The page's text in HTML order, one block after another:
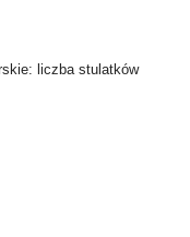
liczba stulatków